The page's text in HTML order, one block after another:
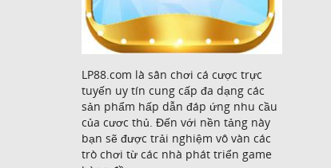
LP88.com là sân chơi cá cược trực
tuyến uy tín cung cấp đa dạng các
sản phẩm hấp dẫn đáp ứng nhu cầu
của cươc thủ. Đến với nền tảng này
bạn sẽ được trải nghiệm vô vàn các
trò chơi từ các nhà phát triển game